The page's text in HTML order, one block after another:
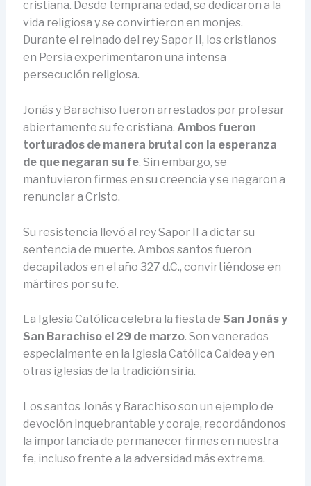
cristiana. Desde temprana edad, se dedicaron a la
vida religiosa y se convirtieron en monjes.
Durante el reinado del rey Sapor II, los cristianos
en Persia experimentaron una intensa
persecución religiosa.
Jonás y Barachiso fueron arrestados por profesar
abiertamente su fe cristiana. Ambos fueron
torturados de manera brutal con la esperanza
de que negaran su fe. Sin embargo, se
mantuvieron firmes en su creencia y se negaron a
renunciar a Cristo.
Su resistencia llevó al rey Sapor II a dictar su
sentencia de muerte. Ambos santos fueron
decapitados en el año 327 d.C., convirtiéndose en
mártires por su fe.
La Iglesia Católica celebra la fiesta de San Jonás y
San Barachiso el 29 de marzo. Son venerados
especialmente en la Iglesia Católica Caldea y en
otras iglesias de la tradición siria.
Los santos Jonás y Barachiso son un ejemplo de
devoción inquebrantable y coraje, recordándonos
la importancia de permanecer firmes en nuestra
fe, incluso frente a la adversidad más extrema.